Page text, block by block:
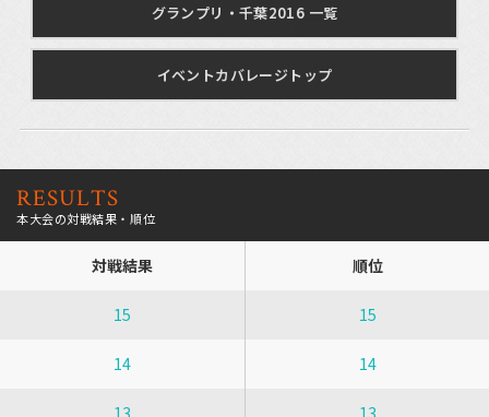
グランプリ・千葉2016 一覧
イベントカバレージトップ
RESULTS
本大会の対戦結果・順位
対戦結果 順位
15 15
14 14
13 13